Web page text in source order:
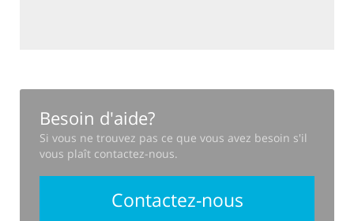
Besoin d'aide?
Si vous ne trouvez pas ce que vous avez besoin s'il
vous plaît contactez-nous.
Contactez-nous